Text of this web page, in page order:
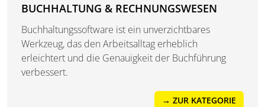
BUCHHALTUNG & RECHNUNGSWESEN
Buchhaltungssoftware ist ein unverzichtbares
Werkzeug, das den Arbeitsalltag erheblich
erleichtert und die Genauigkeit der Buchführung
verbessert.
→ ZUR KATEGORIE